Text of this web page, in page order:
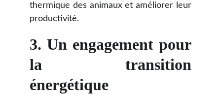
thermique des animaux et améliorer leur
productivité.
3. Un engagement pour
la transition
énergétique